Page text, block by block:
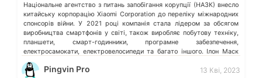
Національне агентство з питань запобігання корупції (НАЗК) внесло
китайську корпорацію Xiaomi Corporation до переліку міжнародних
спонсорів війни. У 2021 році компанія стала лідером за обсягом
виробництва смартфонів у світі, також виробляє побутову техніку,
планшети, смарт-годинники, програмне забезпечення,
електросамокати, електровелосипеди та багато іншого. Ілон Маск
відмовився видаляти твіт мєдвєдєва про «зникнення України»
Microsoft більше не обслуговує […]
Pingvin Pro 13 Кві, 2023